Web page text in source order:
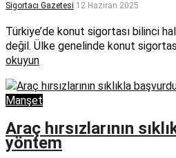
Sigortacı Gazetesi 12 Haziran 2025
Türkiye’de konut sigortası bilinci
değil. Ülke genelinde konut
okuyun
Manşet
Araç hırsızlarının
yöntem